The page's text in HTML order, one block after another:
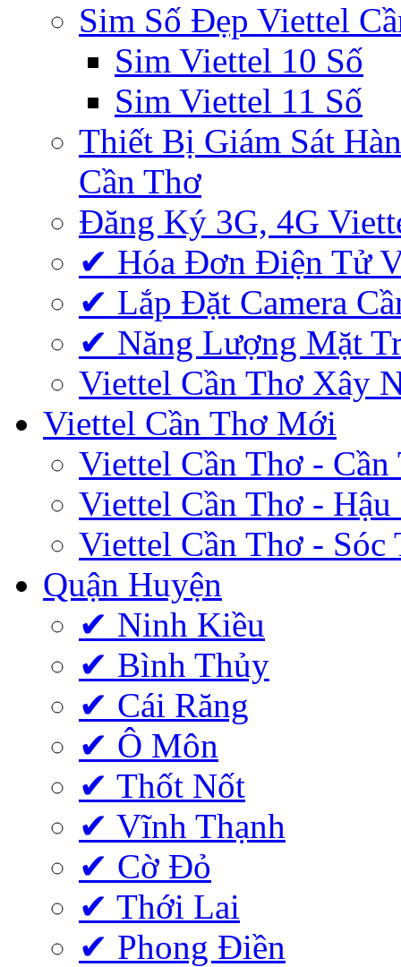
Sim Số Đẹp Viettel
Sim Viettel 10 Số
Sim Viettel 11 Số
Thiết Bị Giám Sát
Cần Thơ
Đăng Ký 3G, 4G
✔‎ Hóa Đơn Điện Tử
✔‎ Lắp Đặt Camera
✔‎ Năng Lượng Mặt
Viettel Cần Thơ Xây
Viettel Cần Thơ Mới
Viettel Cần Thơ - Cần
Viettel Cần Thơ - Hậu
Viettel Cần Thơ - Sóc
Quận Huyện
✔ Ninh Kiều
✔ Bình Thủy
✔ Cái Răng
✔ Ô Môn
✔ Thốt Nốt
✔ Vĩnh Thạnh
✔ Cờ Đỏ
✔ Thới Lai
✔ Phong Điền